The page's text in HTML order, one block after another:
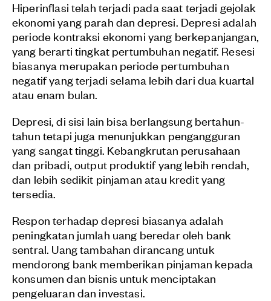
Hiperinflasi telah terjadi pada saat terjadi gejolak
ekonomi yang parah dan depresi. Depresi adalah
periode kontraksi ekonomi yang berkepanjangan,
yang berarti tingkat pertumbuhan negatif. Resesi
biasanya merupakan periode pertumbuhan
negatif yang terjadi selama lebih dari dua kuartal
atau enam bulan.
Depresi, di sisi lain bisa berlangsung bertahun-
tahun tetapi juga menunjukkan pengangguran
yang sangat tinggi. Kebangkrutan perusahaan
dan pribadi, output produktif yang lebih rendah,
dan lebih sedikit pinjaman atau kredit yang
tersedia.
Respon terhadap depresi biasanya adalah
peningkatan jumlah uang beredar oleh bank
sentral. Uang tambahan dirancang untuk
mendorong bank memberikan pinjaman kepada
konsumen dan bisnis untuk menciptakan
pengeluaran dan investasi.